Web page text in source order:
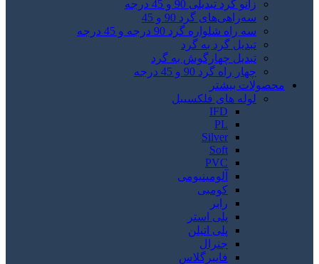
زانو گرد تبدیلی 90 و 45 درجه
سه‌راهی‌های گرد 90 و 45
سه راه شلواره گرد 90 درجه و 45 درجه
تبدیل گرد به گرد
تبدیل چهارگوش به گرد
چهار راه گرد 90 و 45 درجه
محصولات بیشتر
لوله های فلکسیبل
IFD
PL
Silver
Soft
PVC
آلومینیومی
کومبی
رابر
پلی استر
پلی اتیلن
جنرال
فایبرگلاس